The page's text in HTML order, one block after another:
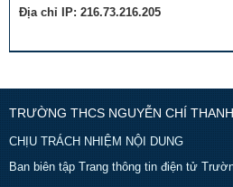
Địa chỉ IP: 216.73.216.205
TRƯỜNG THCS NGUYỄN CHÍ THANH
CHỊU TRÁCH NHIỆM NỘI DUNG
Ban biên tập Trang thông tin điện tử